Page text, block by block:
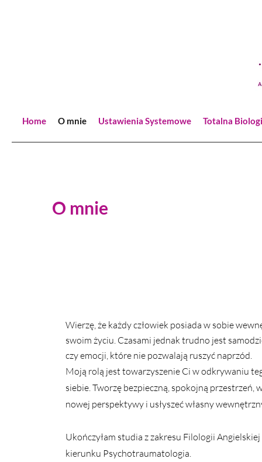
Home O mnie Ustawienia Systemowe Totalna
O mnie
Wierzę, że każdy człowiek posiada w sobie
swoim życiu. Czasami jednak trudno jest
czy emocji, które nie pozwalają ruszyć naprzód.
Moją rolą jest towarzyszenie Ci w odkrywaniu
siebie. Tworzę bezpieczną, spokojną przestrzeń,
nowej perspektywy i usłyszeć własny
Ukończyłam studia z zakresu Filologii
kierunku Psychotraumatologia.